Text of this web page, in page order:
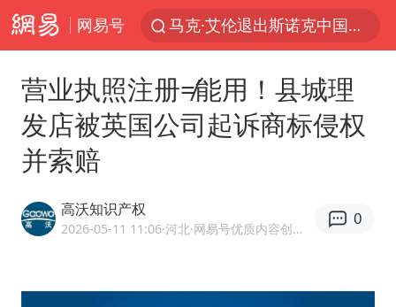
网易号
马克·艾伦退出斯诺克中国公开赛
上四休三，但降薪1000元，你接受吗？
央视新主播李秋莹孙亚鹏亮相
黄金牛市回来了吗
全民健身事业高质量发展
营业执照注册≠能用！县城理
发店被英国公司起诉商标侵权
并索赔
高沃知识产权
2026-05-11 11:06·河北 ·网易号优质内容创作者
0